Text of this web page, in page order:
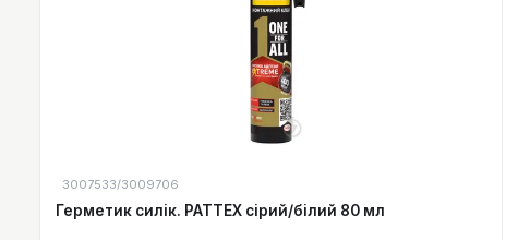
3007533/3009706
Герметик силік. PATTEX сірий/білий 80 мл